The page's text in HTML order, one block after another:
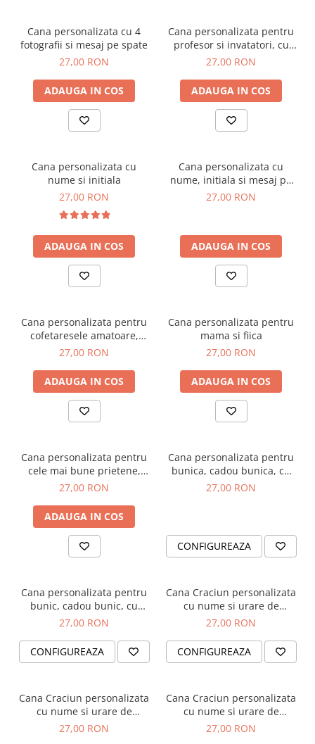
Cana personalizata cu 4
fotografii si mesaj pe spate
27,00 RON
ADAUGA IN COS
Cana personalizata pentru
profesor si invatatori, cu
nume si clasa
27,00 RON
ADAUGA IN COS
Cana personalizata cu
nume si initiala
27,00 RON
ADAUGA IN COS
Cana personalizata cu
nume, initiala si mesaj pe
spate
27,00 RON
ADAUGA IN COS
Cana personalizata pentru
cofetaresele amatoare,
pentru pasionatii de
27,00 RON
ADAUGA IN COS
Cana personalizata pentru
mama si fiica
27,00 RON
ADAUGA IN COS
Cana personalizata pentru
cele mai bune prietene,
BFF, verisoare, surori, cu
27,00 RON
ADAUGA IN COS
Cana personalizata pentru
bunica, cadou bunica, cu
fotografie si mesaj special
27,00 RON
CONFIGUREAZA
Cana personalizata pentru
bunic, cadou bunic, cu
fotografie si mesaj special
Fericit
27,00 RON
CONFIGUREAZA
Cana Craciun personalizata
cu nume si urare de
sarbatori, Craciun Fericit,
27,00 RON
CONFIGUREAZA
Cana Craciun personalizata
cu nume si urare de
sarbatori, Craciun Fericit,
27,00 RON
Cana Craciun personalizata
cu nume si urare de
sarbatori, Craciun Fericit,
27,00 RON